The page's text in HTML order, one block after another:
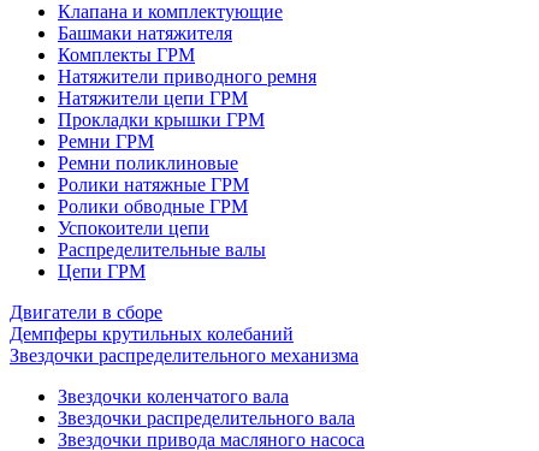
Клапана и комплектующие
Башмаки натяжителя
Комплекты ГРМ
Натяжители приводного ремня
Натяжители цепи ГРМ
Прокладки крышки ГРМ
Ремни ГРМ
Ремни поликлиновые
Ролики натяжные ГРМ
Ролики обводные ГРМ
Успокоители цепи
Распределительные валы
Цепи ГРМ
Двигатели в сборе
Демпферы крутильных колебаний
Звездочки распределительного механизма
Звездочки коленчатого вала
Звездочки распределительного вала
Звездочки привода масляного насоса